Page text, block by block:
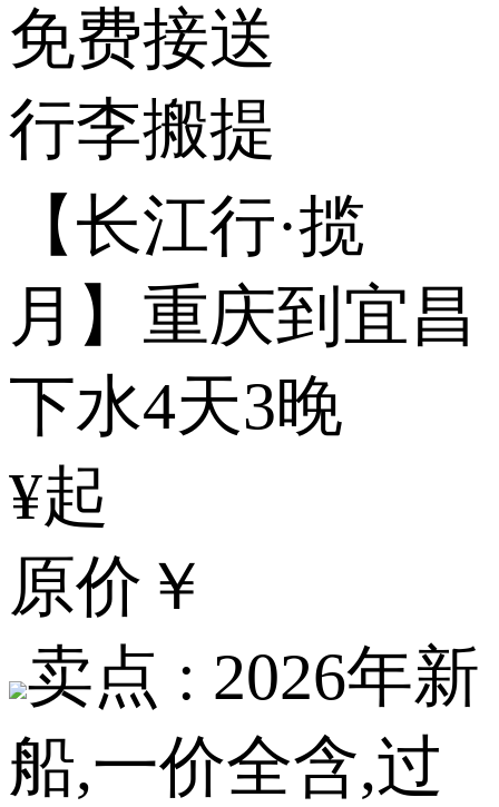
免费接送
行李搬提
【长江行·揽
月】重庆到宜昌
下水4天3晚
¥起
原价 ￥
卖点 : 2026年新
船,一价全含,过